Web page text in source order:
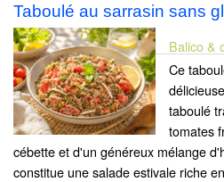
Taboulé au sarrasin sans
Balico &
Ce
taboulé
tomates
cébette et d'un généreux mélange
constitue une salade estivale riche